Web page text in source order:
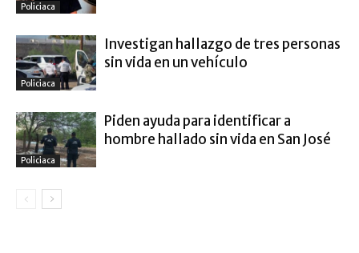
Policiaca
Policiaca
Investigan hallazgo de tres personas
sin vida en un vehículo
Policiaca
Piden ayuda para identificar a
hombre hallado sin vida en San José